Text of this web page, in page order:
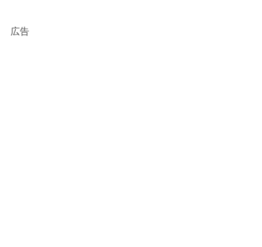
広告